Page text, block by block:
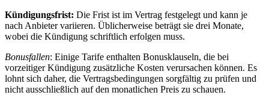
Kündigungsfrist: Die Frist ist im Vertrag festgelegt und kann je
nach Anbieter variieren. Üblicherweise beträgt sie drei Monate,
wobei die Kündigung schriftlich erfolgen muss.
Bonusfallen: Einige Tarife enthalten Bonusklauseln, die bei
vorzeitiger Kündigung zusätzliche Kosten verursachen können. Es
lohnt sich daher, die Vertragsbedingungen sorgfältig zu prüfen und
nicht ausschließlich auf den monatlichen Preis zu schauen.